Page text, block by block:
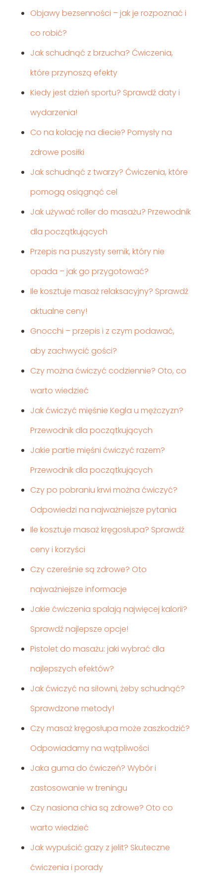
Objawy bezsenności – jak je rozpoznać i
co robić?
Jak schudnąć z brzucha? Ćwiczenia,
które przynoszą efekty
Kiedy jest dzień sportu? Sprawdź daty i
wydarzenia!
Co na kolację na diecie? Pomysły na
zdrowe posiłki
Jak schudnąć z twarzy? Ćwiczenia, które
pomogą osiągnąć cel
Jak używać roller do masażu? Przewodnik
dla początkujących
Przepis na puszysty sernik, który nie
opada – jak go przygotować?
Ile kosztuje masaż relaksacyjny? Sprawdź
aktualne ceny!
Gnocchi – przepis i z czym podawać,
aby zachwycić gości?
Czy można ćwiczyć codziennie? Oto, co
warto wiedzieć
Jak ćwiczyć mięśnie Kegla u mężczyzn?
Przewodnik dla początkujących
Jakie partie mięśni ćwiczyć razem?
Przewodnik dla początkujących
Czy po pobraniu krwi można ćwiczyć?
Odpowiedzi na najważniejsze pytania
Ile kosztuje masaż kręgosłupa? Sprawdź
ceny i korzyści
Czy czereśnie są zdrowe? Oto
najważniejsze informacje
Jakie ćwiczenia spalają najwięcej kalorii?
Sprawdź najlepsze opcje!
Pistolet do masażu: jaki wybrać dla
najlepszych efektów?
Jak ćwiczyć na siłowni, żeby schudnąć?
Sprawdzone metody!
Czy masaż kręgosłupa może zaszkodzić?
Odpowiadamy na wątpliwości
Jaka guma do ćwiczeń? Wybór i
zastosowanie w treningu
Czy nasiona chia są zdrowe? Oto co
warto wiedzieć
Jak wypuścić gazy z jelit? Skuteczne
ćwiczenia i porady